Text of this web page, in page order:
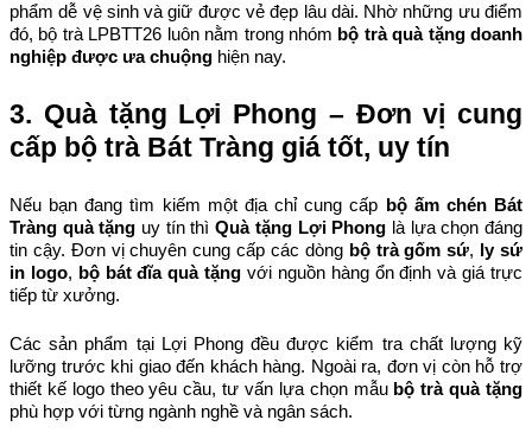
phẩm dễ vệ sinh và giữ được vẻ đẹp lâu dài. Nhờ những ưu điểm
đó, bộ trà LPBTT26 luôn nằm trong nhóm bộ trà quà tặng doanh
nghiệp được ưa chuộng hiện nay.
3. Quà tặng Lợi Phong – Đơn vị cung
cấp bộ trà Bát Tràng giá tốt, uy tín
Nếu bạn đang tìm kiếm một địa chỉ cung cấp
bộ ấm chén Bát
Tràng quà tặng uy tín thì Quà tặng Lợi Phong là lựa chọn đáng
tin cậy. Đơn vị chuyên cung cấp các dòng bộ trà gốm sứ,
ly sứ
in logo, bộ bát đĩa quà tặng với nguồn hàng ổn định và giá trực
tiếp từ xưởng.
Các sản phẩm tại Lợi Phong đều được kiểm tra chất lượng kỹ
lưỡng trước khi giao đến khách hàng. Ngoài ra, đơn vị còn hỗ trợ
thiết kế logo theo yêu cầu, tư vấn lựa chọn mẫu bộ trà quà tặng
phù hợp với từng ngành nghề và ngân sách.